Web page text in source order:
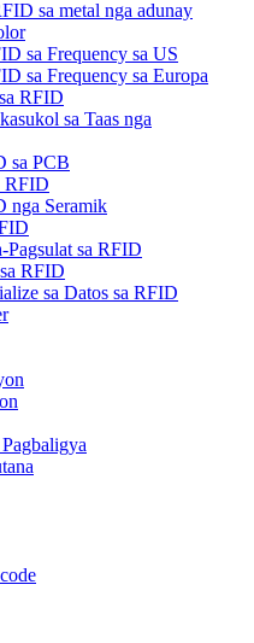
sa metal nga adunay
sa Frequency sa US
sa Frequency sa Europa
RFID
sa Taas nga
sa PCB
RFID
nga Seramik
Pagsulat sa RFID
RFID
sa Datos sa RFID